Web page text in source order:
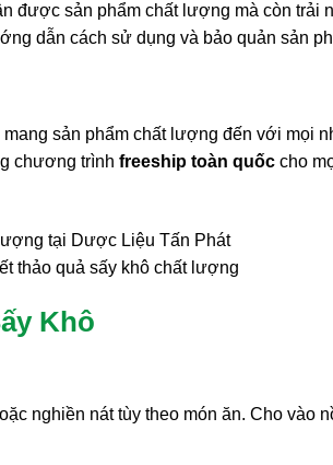
được sản phẩm chất lượng mà còn trải
dẫn cách sử dụng và bảo quản sản
sản phẩm chất lượng đến với mọi
chương trình freeship toàn quốc cho
thảo quả sấy khô chất lượng
Khô
nghiền nát tùy theo món ăn. Cho vào